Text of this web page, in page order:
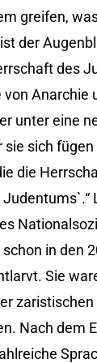
greifen,
der
des
Anarchie
unter eine
sie sich
die
schon in den
Sie
Nach dem